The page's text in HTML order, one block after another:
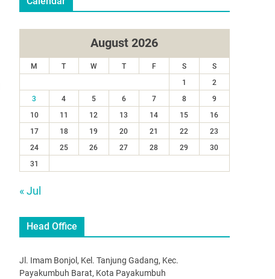
August 2026
M T W T F S
S
1
2
3
4 5 6 7 8
9
10
11 12 13 14 15
16
17
18 19 20 21 22
23
24
25 26 27 28 29
30
31
« Jul
Head Office
Jl. Imam Bonjol, Kel. Tanjung Gadang, Kec.
Payakumbuh Barat, Kota Payakumbuh